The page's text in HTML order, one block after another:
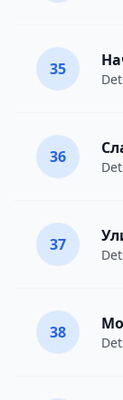
35
36
37
38